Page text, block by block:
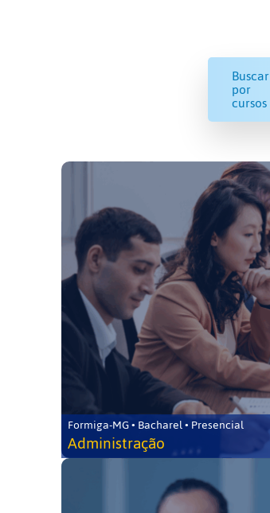
Buscar
por
cursos
Formiga-MG • Bacharel • Presencial
Administração